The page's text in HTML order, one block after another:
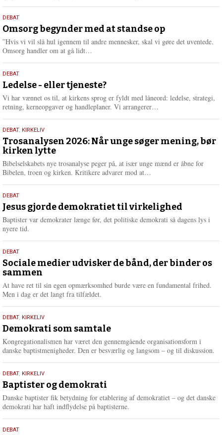
e
r
e
9.
juli
2026
DEBAT
Omsorg begynder med at standse op
”Hvis vi vil slå hul igennem til andre mennesker, skal vi gøre det uventede.
Omsorg handler om at gå lidt…
e
r
e
10.
juni
2026
DEBAT
Ledelse - eller tjeneste?
Vi har vænnet os til, at kirkens sprog er fyldt med låneord: ledelse, strategi,
retning, kerneopgaver og handleplaner. Vi arrangerer…
e
2.
juni
2026
DEBAT, KIRKELIV
Trosanalysen 2026: Når unge søger mening, bør
kirken lytte
Bibelselskabets nye trosanalyse peger på, at især unge mænd er åbne for
Bibelen, troen og kirken. Kritikere advarer mod at…
e
r
18.
maj
2026
DEBAT
Jesus gjorde demokratiet til virkelighed
Baptister var demokrater længe før, det politiske demokrati så dagens lys i
nyere tid.
18.
maj
2026
DEBAT
Sociale medier udvisker de bånd, der binder os
sammen
At have ret til sin egen opmærksomhed burde være en fundamental frihed.
Men i dag er det langt fra tilfældet.
18.
maj
2026
DEBAT, KIRKELIV
Demokrati som samtale
Kongregationalismen har været den gennemgående organisationsform i
danske baptistmenigheder. Den er besværlig og langsom – og til diskussion.
18.
maj
2026
DEBAT, KIRKELIV
Baptister og demokrati
Danske baptister fik betydning for etablering af demokratiet – og det danske
demokrati har haft indflydelse på baptisterne.
18.
DEBAT